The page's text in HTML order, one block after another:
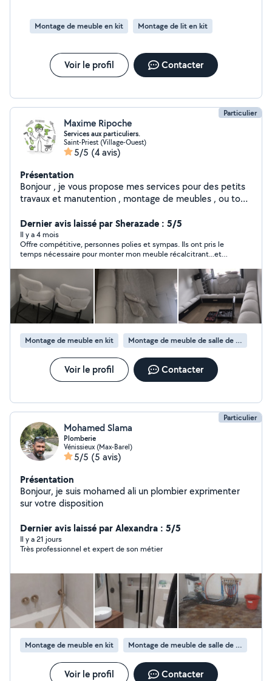
Montage de meuble en kit Montage de lit en kit
Voir le profil Contacter
Particulier
Maxime Ripoche
Services aux particuliers.
Saint-Priest (Village-Ouest)
5/5 (4 avis)
Présentation
Bonjour , je vous propose mes services pour des petits
travaux et manutention , montage de meubles , ou tout
semaine et week-end. Tout à petit prix . Au plaisir de
Dernier avis laissé par Sherazade : 5/5
Il y a 4 mois
Offre compétitive, personnes polies et sympas. Ils ont pris le
temps nécessaire pour monter mon meuble récalcitrant...et
Montage de meuble en kit Montage de meuble de salle de bain en kit
Voir le profil Contacter
Particulier
Mohamed Slama
Plomberie
Vénissieux (Max-Barel)
5/5 (5 avis)
Présentation
Bonjour, je suis mohamed ali un plombier exprimenter
sur votre disposition
Dernier avis laissé par Alexandra : 5/5
Il y a 21 jours
Très professionnel et expert de son métier
Montage de meuble en kit Montage de meuble de salle de bain en kit
Voir le profil Contacter